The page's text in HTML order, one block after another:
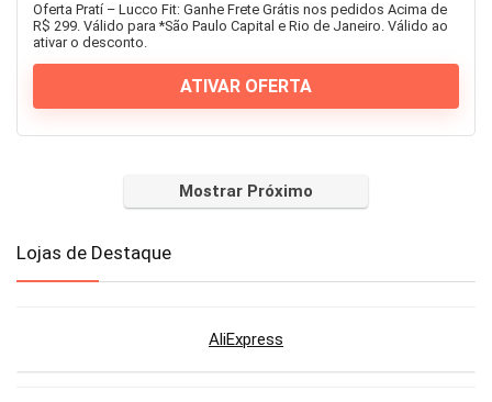
Oferta Pratí – Lucco Fit: Ganhe Frete Grátis nos pedidos Acima de
R$ 299. Válido para *São Paulo Capital e Rio de Janeiro. Válido ao
ativar o desconto.
ATIVAR OFERTA
Mostrar Próximo
Lojas de Destaque
AliExpress